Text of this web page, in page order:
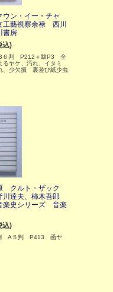
ウン・イー・チャ
藝視察余禄 西川
房
込)
６判 P212＋跋P3 全
るヤケ、汚れ、イタミ
、少欠損 裏遊び紙少虫
クルト・ザック
達夫、柿木吾郎
楽史シリーズ 音楽
込)
A５判 P413 函ヤ